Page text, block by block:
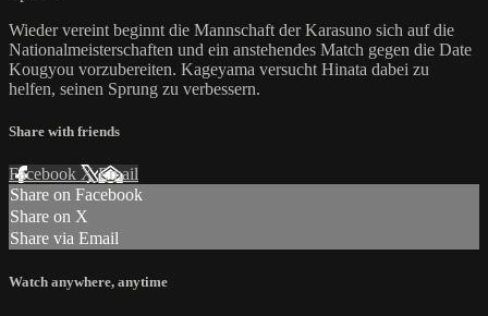
Wieder vereint beginnt die Mannschaft der Karasuno sich auf die
Nationalmeisterschaften und ein anstehendes Match gegen die Date
Kougyou vorzubereiten. Kageyama versucht Hinata dabei zu
helfen, seinen Sprung zu verbessern.
Share with friends
Facebook XEmail
Share on Facebook
Share on X
Share via Email
Watch anywhere, anytime